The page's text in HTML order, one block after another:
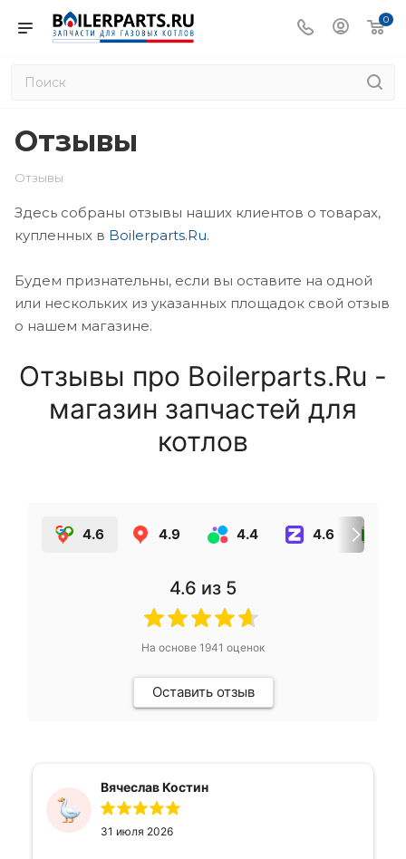
0
Отзывы
Отзывы
Здесь собраны отзывы наших клиентов о товарах,
купленных в Boilerparts.Ru.
Будем признательны, если вы оставите на одной
или нескольких из указанных площадок свой отзыв
о нашем магазине.
Отзывы про Boilerparts.Ru -
магазин запчастей для
котлов
4.6 4.9 4.4 4.6
4.6 из 5
На основе 1941 оценок
Оставить отзыв
Вячеслав Костин
31 июля 2026